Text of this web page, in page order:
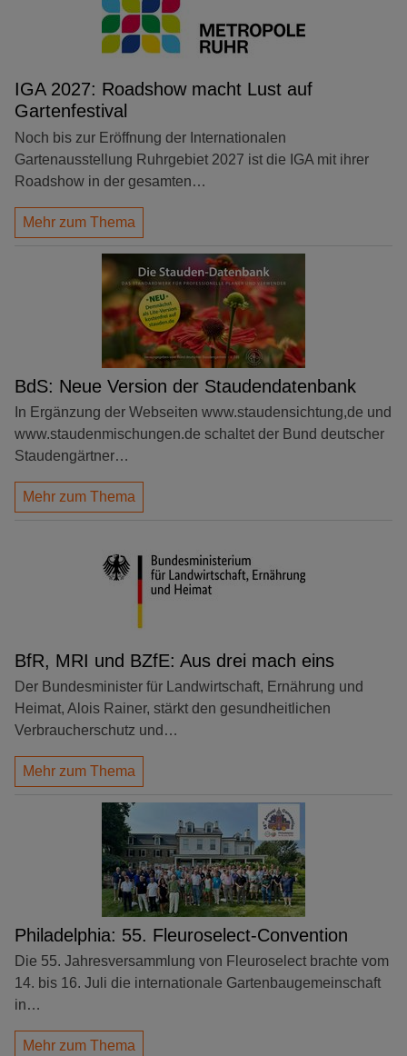
IGA 2027: Roadshow macht Lust auf
Gartenfestival
Noch bis zur Eröffnung der Internationalen
Gartenausstellung Ruhrgebiet 2027 ist die IGA mit ihrer
Roadshow in der gesamten…
Mehr zum Thema
BdS: Neue Version der Staudendatenbank
In Ergänzung der Webseiten www.staudensichtung,de und
www.staudenmischungen.de schaltet der Bund deutscher
Staudengärtner…
Mehr zum Thema
BfR, MRI und BZfE: Aus drei mach eins
Der Bundesminister für Landwirtschaft, Ernährung und
Heimat, Alois Rainer, stärkt den gesundheitlichen
Verbraucherschutz und…
Mehr zum Thema
Philadelphia: 55. Fleuroselect-Convention
Die 55. Jahresversammlung von Fleuroselect brachte vom
14. bis 16. Juli die internationale Gartenbaugemeinschaft
in…
Mehr zum Thema